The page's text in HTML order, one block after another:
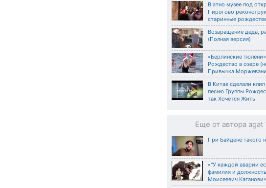
В этно музее под
Пирогово
старинные
Возвращение деда,
(Полная версия)
«Берлинские
Рождество в озере
Привычка
В Китае сделали
песню Группы
так Хочется Жить
Еще от автора agat
При Байдене такого
«"У каждой аварии
фамилия и
Моисеевич